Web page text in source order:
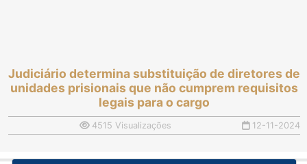
Judiciário determina substituição de diretores de
unidades prisionais que não cumprem requisitos
legais para o cargo
4515 Visualizações 12-11-2024